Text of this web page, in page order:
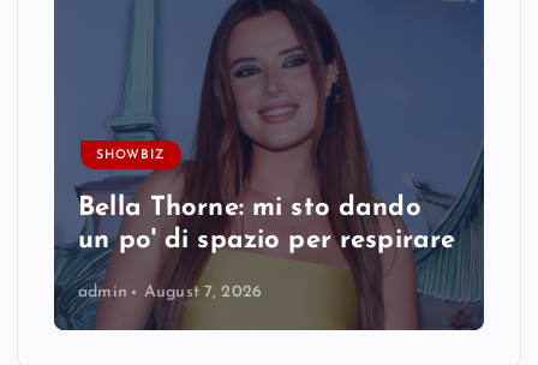
SHOWBIZ
Bella Thorne: mi sto dando
un po' di spazio per respirare
admin August 7, 2026